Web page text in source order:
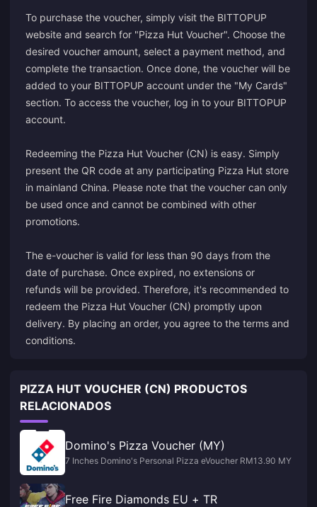
To purchase the voucher, simply visit the BITTOPUP
website and search for "Pizza Hut Voucher". Choose the
desired voucher amount, select a payment method, and
complete the transaction. Once done, the voucher will be
added to your BITTOPUP account under the "My Cards"
section. To access the voucher, log in to your BITTOPUP
account.
Redeeming the Pizza Hut Voucher (CN) is easy. Simply
present the QR code at any participating Pizza Hut store
in mainland China. Please note that the voucher can only
be used once and cannot be combined with other
promotions.
The e-voucher is valid for less than 90 days from the
date of purchase. Once expired, no extensions or
refunds will be provided. Therefore, it's recommended to
redeem the Pizza Hut Voucher (CN) promptly upon
delivery. By placing an order, you agree to the terms and
conditions.
PIZZA HUT VOUCHER (CN) PRODUCTOS
RELACIONADOS
Domino's Pizza Voucher (MY)
7 Inches Domino's Personal Pizza eVoucher RM13.90 MY
Free Fire Diamonds EU + TR